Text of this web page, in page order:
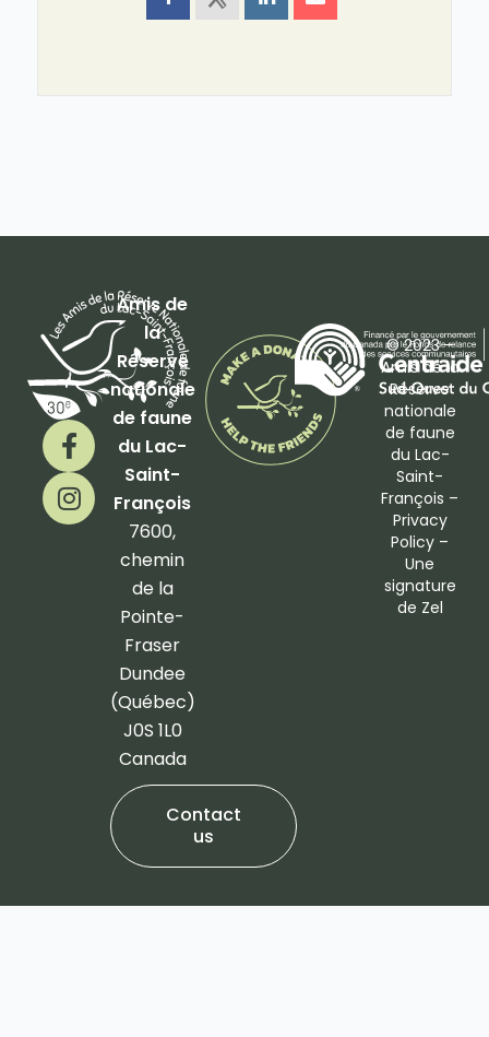
F
a
c
e
b
I
n
s
t
a
Amis de
la
Réserve
nationale
de faune
du Lac-
Saint-
François
7600,
chemin
de la
Pointe-
Fraser
Dundee
(Québec)
J0S 1L0
Canada
Contact
us
© 2023 –
Amis de la
Réserve
nationale
de faune
du Lac-
Saint-
François –
Privacy
Policy –
Une
signature
de Zel